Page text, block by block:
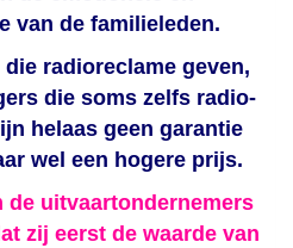
van de familieleden.
radioreclame geven,
die soms zelfs radio-
helaas geen garantie
wel een hogere prijs.
de uitvaartondernemers
zij eerst de waarde van